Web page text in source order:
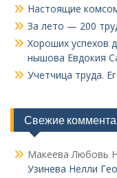
Настоящие
За лето — 200
Хороших успехов
нышова Евдокия
Учетчица труда.
Свежие
Макеева Любовь
Узинева Нелли